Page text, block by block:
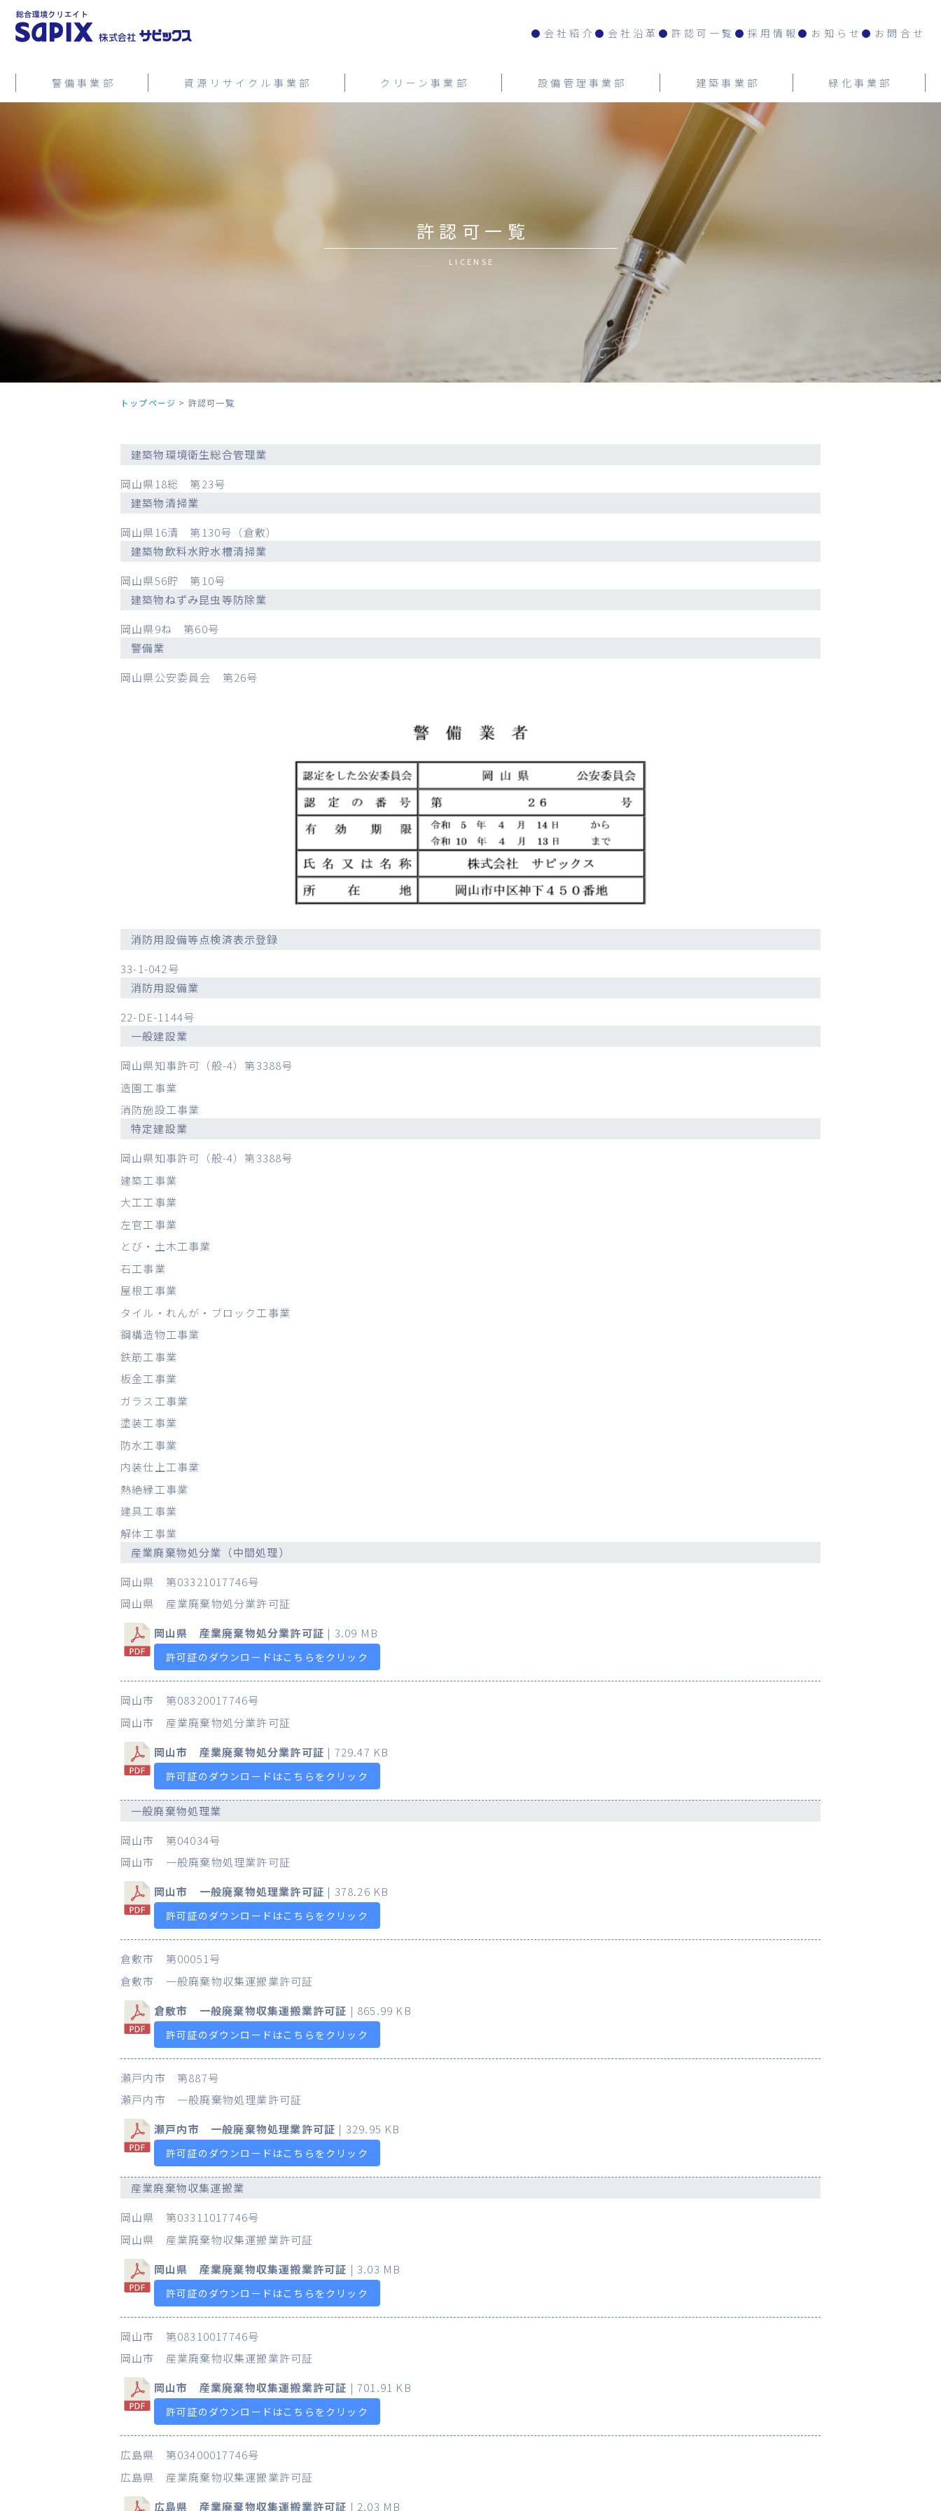
会社紹介 会社沿革 許認可一覧 採用情報 お知らせ お問合せ
警備事業部 資源リサイクル事業部 クリーン事業部 設備管理事業部 建築事業部 緑化事業部
許認可一覧
LICENSE
トップページ > 許認可一覧
建築物環境衛生総合管理業
岡山県18総 第23号
建築物清掃業
岡山県16清 第130号（倉敷）
建築物飲料水貯水槽清掃業
岡山県56貯 第10号
建築物ねずみ昆虫等防除業
岡山県9ね 第60号
警備業
岡山県公安委員会 第26号
消防用設備等点検済表示登録
33-1-042号
消防用設備業
22-DE-1144号
一般建設業
岡山県知事許可（般-4）第3388号
造園工事業
消防施設工事業
特定建設業
岡山県知事許可（般-4）第3388号
建築工事業
大工工事業
左官工事業
とび・土木工事業
石工事業
屋根工事業
タイル・れんが・ブロック工事業
鋼構造物工事業
鉄筋工事業
板金工事業
ガラス工事業
塗装工事業
防水工事業
内装仕上工事業
熱絶縁工事業
建具工事業
解体工事業
産業廃棄物処分業（中間処理）
岡山県 第03321017746号
岡山県 産業廃棄物処分業許可証
岡山県 産業廃棄物処分業許可証 | 3.09 MB
許可証のダウンロードはこちらをクリック
岡山市 第08320017746号
岡山市 産業廃棄物処分業許可証
岡山市 産業廃棄物処分業許可証 | 729.47 KB
許可証のダウンロードはこちらをクリック
一般廃棄物処理業
岡山市 第04034号
岡山市 一般廃棄物処理業許可証
岡山市 一般廃棄物処理業許可証 | 378.26 KB
許可証のダウンロードはこちらをクリック
倉敷市 第00051号
倉敷市 一般廃棄物収集運搬業許可証
倉敷市 一般廃棄物収集運搬業許可証 | 865.99 KB
許可証のダウンロードはこちらをクリック
瀬戸内市 第887号
瀬戸内市 一般廃棄物処理業許可証
瀬戸内市 一般廃棄物処理業許可証 | 329.95 KB
許可証のダウンロードはこちらをクリック
産業廃棄物収集運搬業
岡山県 第03311017746号
岡山県 産業廃棄物収集運搬業許可証
岡山県 産業廃棄物収集運搬業許可証 | 3.03 MB
許可証のダウンロードはこちらをクリック
岡山市 第08310017746号
岡山市 産業廃棄物収集運搬業許可証
岡山市 産業廃棄物収集運搬業許可証 | 701.91 KB
許可証のダウンロードはこちらをクリック
広島県 第03400017746号
広島県 産業廃棄物収集運搬業許可証
広島県 産業廃棄物収集運搬業許可証 | 2.03 MB